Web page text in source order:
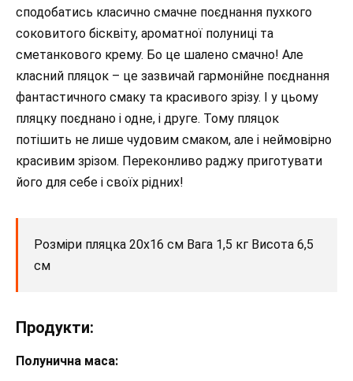
сподобатись класично смачне поєднання пухкого
соковитого бісквіту, ароматної полуниці та
сметанкового крему. Бо це шалено смачно! Але
класний пляцок – це зазвичай гармонійне поєднання
фантастичного смаку та красивого зрізу. І у цьому
пляцку поєднано і одне, і друге. Тому пляцок
потішить не лише чудовим смаком, але і неймовірно
красивим зрізом. Переконливо раджу приготувати
його для себе і своїх рідних!
Розміри пляцка 20х16 см Вага 1,5 кг Висота 6,5
см
Продукти:
Полунична маса: